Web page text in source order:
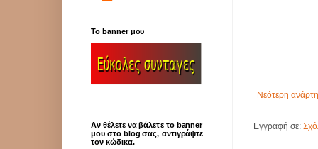
Νεότερη
Εγγραφή σε:
Το banner μου
-
Αν θέλετε να βάλετε το banner
μου στο blog σας, αντιγράψτε
τον κώδικα.